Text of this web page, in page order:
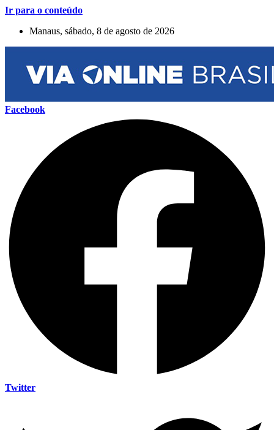
Ir para o conteúdo
Manaus, sábado, 8 de agosto de 2026
Facebook
Twitter